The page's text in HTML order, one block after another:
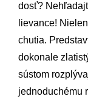
dosť?
lievance!
chutia.
dokonale
sústom
jednoduchému